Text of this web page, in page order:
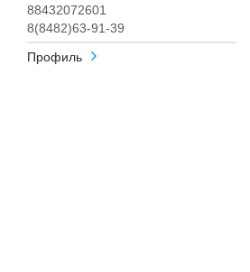
88432072601
8(8482)63-91-39
Профиль